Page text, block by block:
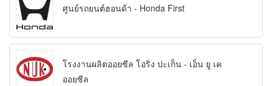
ศูนย์รถยนต์ฮอนด้า - Honda First
โรงงานผลิตออยซีล โอริง ปะเก็น - เอ็น ยู เค
ออยซีล